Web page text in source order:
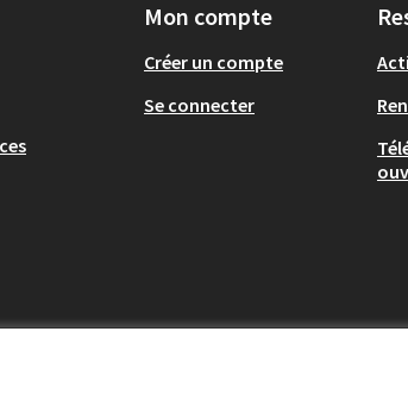
Mon compte
Créer un compte
Se connecter